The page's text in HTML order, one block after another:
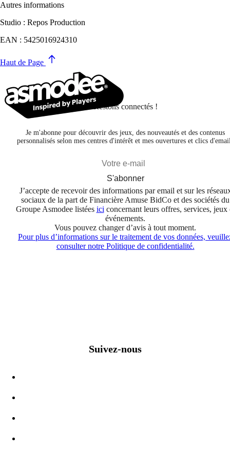
Autres informations
Studio : Repos Production
EAN : 5425016924310
Haut de Page
Restons connectés !
Je m'abonne pour découvrir des jeux, des nouveautés et des contenus
personnalisés selon mes centres d'intérêt et mes ouvertures et clics
S'abonner
J’accepte de recevoir des informations par email et sur les
sociaux de la part de Financière Amuse BidCo et des sociétés du
Groupe Asmodee listées ici concernant leurs offres, services, jeux
événements.
Vous pouvez changer d’avis à tout moment.
Pour plus d’informations sur le traitement de vos données,
consulter notre Politique de confidentialité.
Suivez-nous